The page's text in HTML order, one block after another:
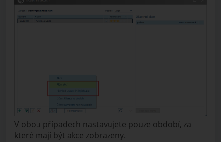
V obou případech nastavujete pouze období, za
které mají být akce zobrazeny.